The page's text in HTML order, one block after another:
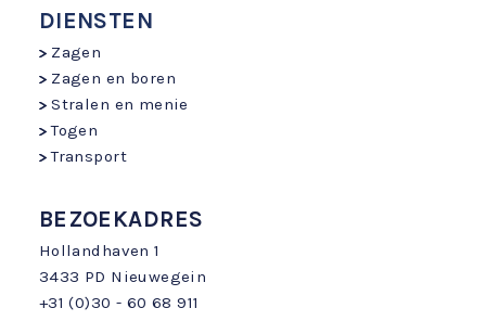
DIENSTEN
Zagen
Zagen en boren
Stralen en menie
Togen
Transport
BEZOEKADRES
Hollandhaven 1
3433 PD Nieuwegein
+31 (0)30 - 60 68 911